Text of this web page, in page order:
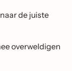
de juiste
overweldigen